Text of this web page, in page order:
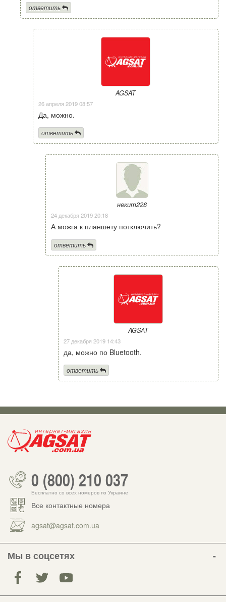
ответить
AGSAT
26 апреля 2019 08:57
Да, можно.
ответить
некит228
24 декабря 2019 20:18
А можга к планшету потключить?
ответить
AGSAT
27 декабря 2019 14:43
да, можно по Bluetooth.
ответить
0 (800) 210 037
Бесплатно со всех номеров по Украине
Все контактные номера
agsat@agsat.com.ua
Мы в соцсетях